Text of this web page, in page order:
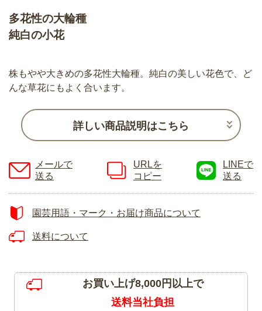
多花性の大輪種
純白の小花
株もやや大きめの多花性大輪種。純白の美しい花色で、ど
んな草花にもよく合います。
詳しい商品説明はこちら
メールで
送る
URLを
コピー
LINEで
送る
園芸用語・マーク・お届け商品について
送料について
お買い上げ8,000円以上で
送料当社負担